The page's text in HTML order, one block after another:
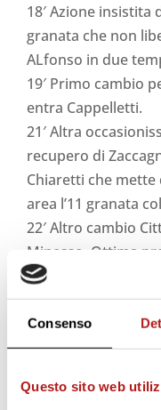
Consenso
Questo sito web
18′ Azione insistita
granata che non
ALfonso in due
19′ Primo cambio
entra Cappelletti.
21′ Altra
recupero di
Chiaretti che
area l’11 granata
22′ Altro cambio
Minesso. Ottima
23′
granata
rovesciata in area
sporcato di testa.
miracolo in uscita